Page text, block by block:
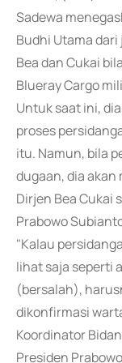
Sadewa
Budhi Utama
Bea dan Cukai
Blueray Cargo
Untuk saat ini,
proses
itu. Namun, bila
dugaan, dia
Dirjen Bea Cukai
Prabowo
"Kalau
lihat saja seperti
(bersalah),
dikonfirmasi
Koordinator
Presiden